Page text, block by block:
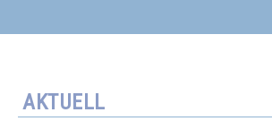
AKTUELL